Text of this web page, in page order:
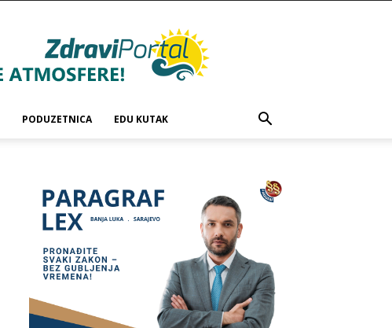
PODUZETNICA EDU KUTAK